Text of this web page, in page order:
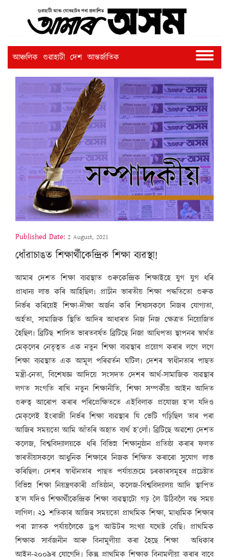
আঞ্চলিক গুৱাহাটী দেশ আন্তৰ্জাতিক
Published Date: 2 August, 2021
ধোঁৱাচাঙত শিক্ষাৰ্থীকেন্দ্ৰিক শিক্ষা ব্যৱস্থা!
আমাৰ দেশত শিক্ষা ব্যৱস্থাত গুৰুকেন্দ্ৰিক শিক্ষাইহে যুগ যুগ ধৰি
প্ৰাধান্য লাভ কৰি আহিছিল৷ প্ৰাচীন ভাৰতীয় শিক্ষা পদ্ধতিতো গুৰুক
নিৰ্ভৰ কৰিয়েই শিক্ষা-দীক্ষা অৰ্জন কৰি শিষ্যসকলে নিজৰ যোগ্যতা,
অৰ্হতা, সামাজিক স্থিতি আদিৰ আধাৰত নিজ নিজ ক্ষেত্ৰত নিয়োজিত
হৈছিল৷ ব্ৰিটিছ শাসিত ভাৰতবৰ্ষত ব্ৰিটিছে নিজা আধিপত্য স্থাপনৰ স্বাৰ্থত
মেক্‌লেৰ নেতৃত্বত এক নতুন শিক্ষা ব্যৱস্থাৰ প্ৰয়োগ কৰাৰ লগে লগে
শিক্ষা ব্যৱস্থাত এক আমূল পৰিৱৰ্তন ঘটিল৷ দেশৰ স্বাধীনতাৰ পাছত
মন্ত্ৰী-নেতা, বিশেষজ্ঞ আদিয়ে সংসদত দেশৰ আৰ্থ-সামাজিক ব্যৱস্থাৰ
লগত সংগতি ৰাখি নতুন শিক্ষানীতি, শিক্ষা সম্পৰ্কীয় আইন আদিত
গুৰুত্ব আৰোপ কৰাৰ পৰিপ্ৰেক্ষিততে এইবিলাক প্ৰযোজ্য হ’ল যদিও
মেক্‌লেই ইংৰাজী নিৰ্ভৰ শিক্ষা ব্যৱস্থাৰ যি ভেটি গঢ়িছিল তাৰ পৰা
আজিৰ সময়তো আমি আঁতৰি অহাত ব্যৰ্থ হ’লোঁ৷ ব্ৰিটিছে অৱশ্যে দেশত
কলেজ, বিশ্ববিদ্যালয়কে ধৰি বিভিন্ন শিক্ষানুষ্ঠান প্ৰতিষ্ঠা কৰাৰ ফলত
ভাৰতীয়সকলে আধুনিক শিক্ষাৰে নিজক শিক্ষিত কৰাৰো সুযোগ লাভ
কৰিছিল৷ দেশৰ স্বাধীনতাৰ পাছত পৰ্যায়ক্ৰমে চৰকাৰসমূহৰ প্ৰচেষ্টাত
বিভিন্ন শিক্ষা নিয়ন্ত্ৰণকাৰী প্ৰতিষ্ঠান, কলেজ-বিশ্ববিদ্যালয় আদি স্থাপিত
হ’ল যদিও শিক্ষাৰ্থীকেন্দ্ৰিক শিক্ষা ব্যৱস্থাটো গঢ় লৈ উঠিবলৈ বহু সময়
লাগিল৷ ২১ শতিকাৰ আজিৰ সময়তো প্ৰাথমিক শিক্ষা, মাধ্যমিক শিক্ষাৰ
পৰা স্নাতক পৰ্যায়লৈকে ড্ৰপ আউটৰ সংখ্যা যথেষ্ট বেছি৷ প্ৰাথমিক
শিক্ষাক সাৰ্বজনীন আৰু বিনামূলীয়া কৰা হৈছে শিক্ষা অধিকাৰ
আইন-২০০৯ৰ যোগেদি৷ কিন্তু প্ৰাথমিক শিক্ষাক বিনামূলীয়া কৰাৰ বাবে